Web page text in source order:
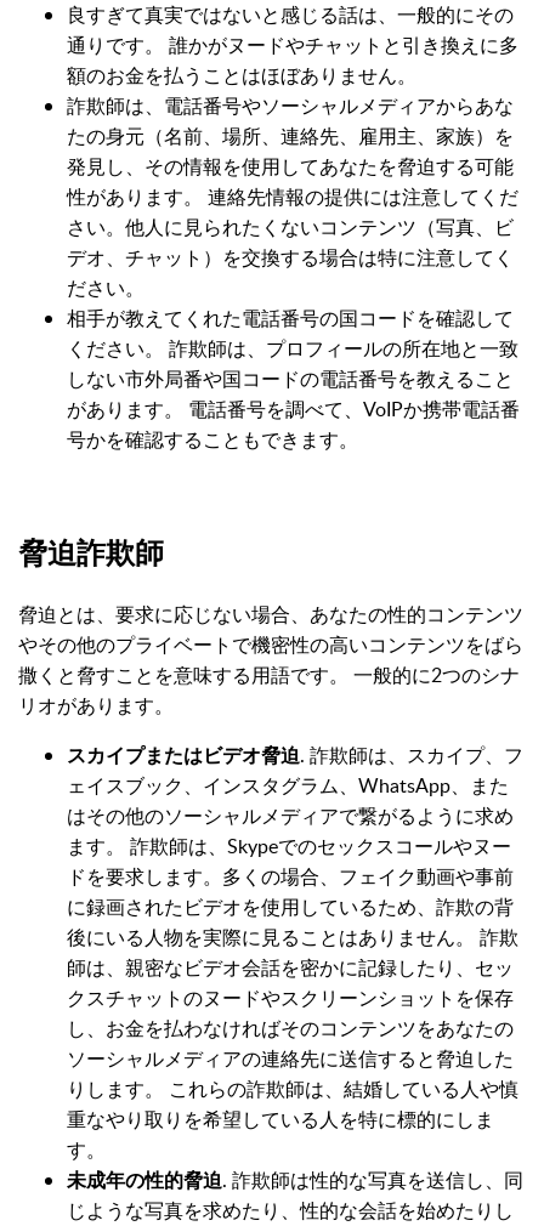
良すぎて真実ではないと感じる話は、一般的にその
通りです。 誰かがヌードやチャットと引き換えに多
額のお金を払うことはほぼありません。
詐欺師は、電話番号やソーシャルメディアからあな
たの身元（名前、場所、連絡先、雇用主、家族）を
発見し、その情報を使用してあなたを脅迫する可能
性があります。 連絡先情報の提供には注意してくだ
さい。他人に見られたくないコンテンツ（写真、ビ
デオ、チャット）を交換する場合は特に注意してく
ださい。
相手が教えてくれた電話番号の国コードを確認して
ください。 詐欺師は、プロフィールの所在地と一致
しない市外局番や国コードの電話番号を教えること
があります。 電話番号を調べて、VoIPか携帯電話番
号かを確認することもできます。
脅迫詐欺師
脅迫とは、要求に応じない場合、あなたの性的コンテンツ
やその他のプライベートで機密性の高いコンテンツをばら
撒くと脅すことを意味する用語です。 一般的に2つのシナ
リオがあります。
スカイプまたはビデオ脅迫. 詐欺師は、スカイプ、フ
ェイスブック、インスタグラム、WhatsApp、また
はその他のソーシャルメディアで繋がるように求め
ます。 詐欺師は、Skypeでのセックスコールやヌー
ドを要求します。多くの場合、フェイク動画や事前
に録画されたビデオを使用しているため、詐欺の背
後にいる人物を実際に見ることはありません。 詐欺
師は、親密なビデオ会話を密かに記録したり、セッ
クスチャットのヌードやスクリーンショットを保存
し、お金を払わなければそのコンテンツをあなたの
ソーシャルメディアの連絡先に送信すると脅迫した
りします。 これらの詐欺師は、結婚している人や慎
重なやり取りを希望している人を特に標的にしま
す。
未成年の性的脅迫. 詐欺師は性的な写真を送信し、同
じような写真を求めたり、性的な会話を始めたりし